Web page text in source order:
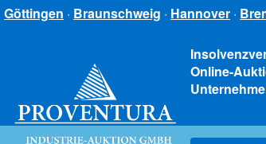
Göttingen · Braunschweig · Hannover ·
Online-